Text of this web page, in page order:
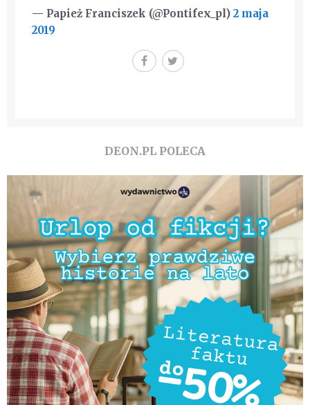
— Papież Franciszek (@Pontifex_pl) 2 maja
2019
DEON.PL POLECA